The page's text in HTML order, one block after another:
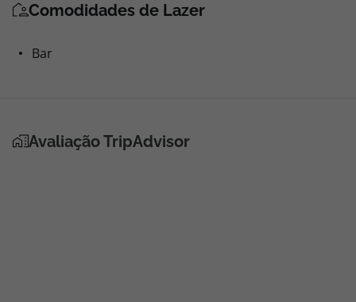
Comodidades de Lazer
Bar
Avaliação TripAdvisor